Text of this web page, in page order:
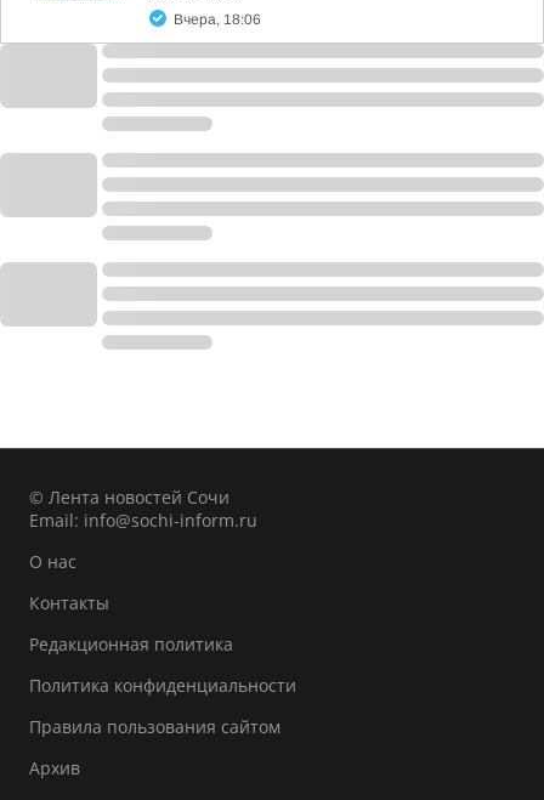
Вчера, 18:06
© Лента новостей Сочи
Email: info@sochi-inform.ru
О нас
Контакты
Редакционная политика
Политика конфиденциальности
Правила пользования сайтом
Архив